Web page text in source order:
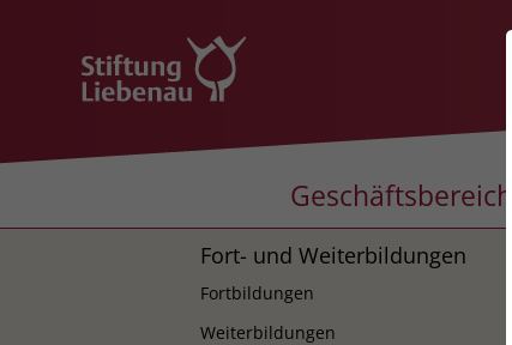
Geschäftsbereiche
Fort- und Weiterbildungen
Fortbildungen
Weiterbildungen